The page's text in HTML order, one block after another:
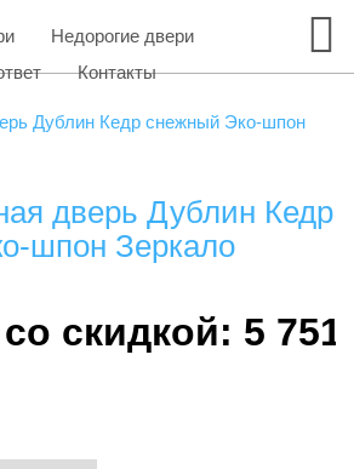
Недорогие двери
Контакты
дверь Дублин Кедр
шпон Зеркало
скидкой: 5 751